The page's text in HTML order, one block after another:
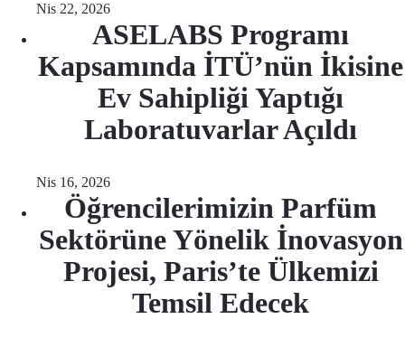
Nis 22, 2026
ASELABS Programı
Kapsamında İTÜ’nün İkisine
Ev Sahipliği Yaptığı
Laboratuvarlar Açıldı
Nis 16, 2026
Öğrencilerimizin Parfüm
Sektörüne Yönelik İnovasyon
Projesi, Paris’te Ülkemizi
Temsil Edecek